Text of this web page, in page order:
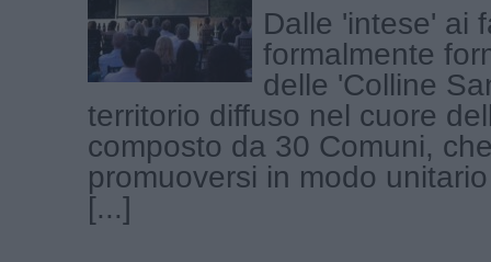
Dalle 'intese' ai
formalmente
delle 'Colline
territorio diffuso nel cuore
composto da 30 Comuni,
promuoversi in modo
[...]